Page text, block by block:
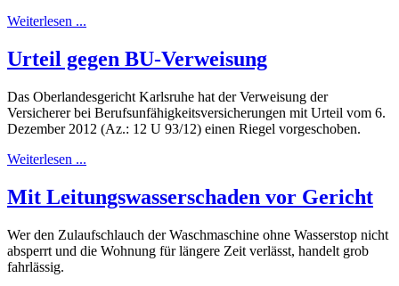
Weiterlesen ...
Urteil gegen BU-Verweisung
Das Oberlandesgericht Karlsruhe hat der Verweisung der
Versicherer bei Berufsunfähigkeitsversicherungen mit Urteil vom 6.
Dezember 2012 (Az.: 12 U 93/12) einen Riegel vorgeschoben.
Weiterlesen ...
Mit Leitungswasserschaden vor Gericht
Wer den Zulaufschlauch der Waschmaschine ohne Wasserstop nicht
absperrt und die Wohnung für längere Zeit verlässt, handelt grob
fahrlässig.